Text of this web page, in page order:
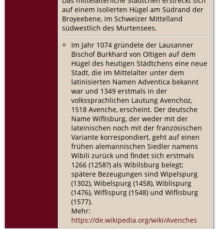
auf einem isolierten Hügel am Südrand der
Broyeebene, im Schweizer Mittelland
südwestlich des Murtensees.
Im Jahr 1074 gründete der Lausanner
Bischof Burkhard von Oltigen auf dem
Hügel des heutigen Städtchens eine neue
Stadt, die im Mittelalter unter dem
latinisierten Namen Adventica bekannt
war und 1349 erstmals in der
volkssprachlichen Lautung Avenchoz,
1518 Avenche, erscheint. Der deutsche
Name Wiflisburg, der weder mit der
lateinischen noch mit der französischen
Variante korrespondiert, geht auf einen
frühen alemannischen Siedler namens
Wibili zurück und findet sich erstmals
1266 (1258?) als Wibilsburg belegt;
spätere Bezeugungen sind Wipelspurg
(1302), Wibelspurg (1458), Wiblispurg
(1476), Wiflispurg (1548) und Wiflisburg
(1577).
Mehr:
https://de.wikipedia.org/wiki/Avenches